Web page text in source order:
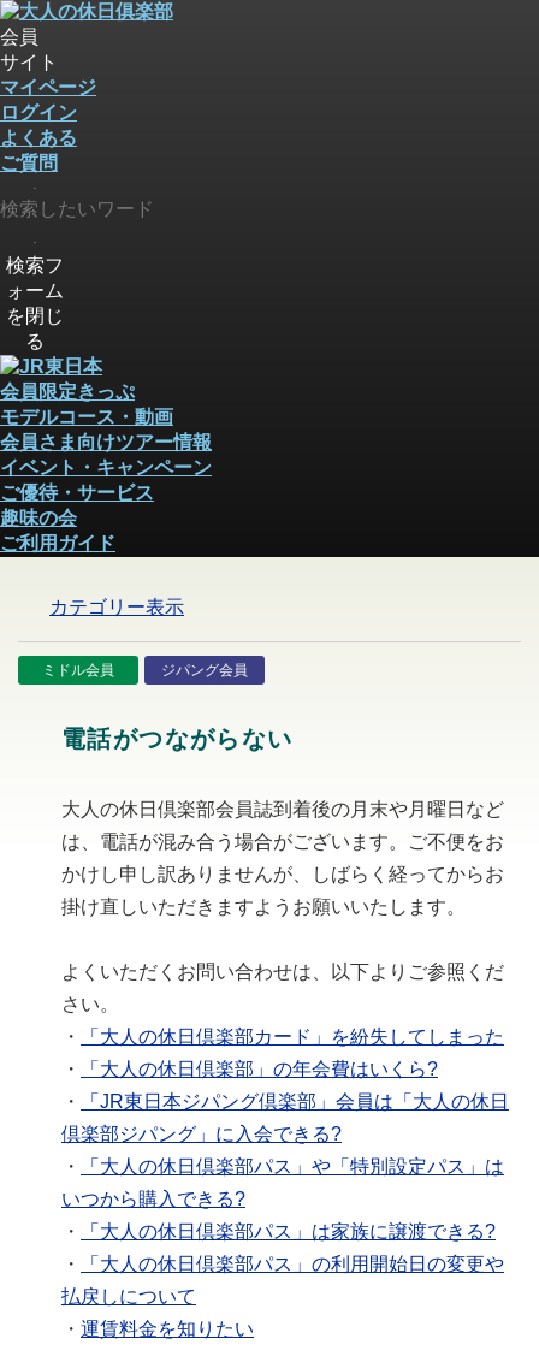
会員
サイト
マイページ
ログイン
よくある
ご質問
検索フ
ォーム
を閉じ
る
会員限定きっぷ
モデルコース・動画
会員さま向けツアー情報
イベント・キャンペーン
ご優待・サービス
趣味の会
ご利用ガイド
カテゴリー表示
ミドル会員 ジパング会員
電話がつながらない
大人の休日倶楽部会員誌到着後の月末や月曜日など
は、電話が混み合う場合がございます。ご不便をお
かけし申し訳ありませんが、しばらく経ってからお
掛け直しいただきますようお願いいたします。
よくいただくお問い合わせは、以下よりご参照くだ
さい。
・
「大人の休日倶楽部カード」を紛失してしまった
・
「大人の休日倶楽部」の年会費はいくら?
・
「JR東日本ジパング倶楽部」会員は「大人の休日
倶楽部ジパング」に入会できる?
・
「大人の休日倶楽部パス」や「特別設定パス」は
いつから購入できる?
・
「大人の休日倶楽部パス」は家族に譲渡できる?
・
「大人の休日倶楽部パス」の利用開始日の変更や
払戻しについて
・ 運賃料金を知りたい